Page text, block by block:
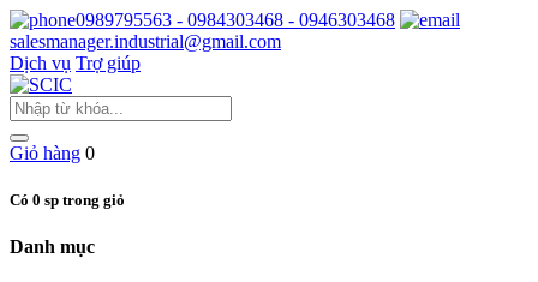
0989795563 - 0984303468 - 0946303468
salesmanager.industrial@gmail.com
Dịch vụ Trợ giúp
Giỏ hàng 0
Có 0 sp trong giỏ
Danh mục